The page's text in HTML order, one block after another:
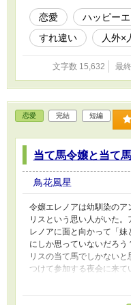
恋愛 ハッピー
すれ違い
人外×
文字数 15,632 最
恋愛 完結 短編
当て馬令嬢と当て
鳥花風星
令嬢エレノアは幼馴染のア
リスという思い人がいた
レノアに面と向かって「妹
にしか思っていないだろ
リスの当て馬でしかない
つけて参加する夜会に来て
れ去らわれそうになった
当て馬令嬢と当て馬騎士